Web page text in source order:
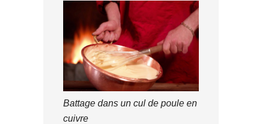
Battage dans un cul de poule en
cuivre